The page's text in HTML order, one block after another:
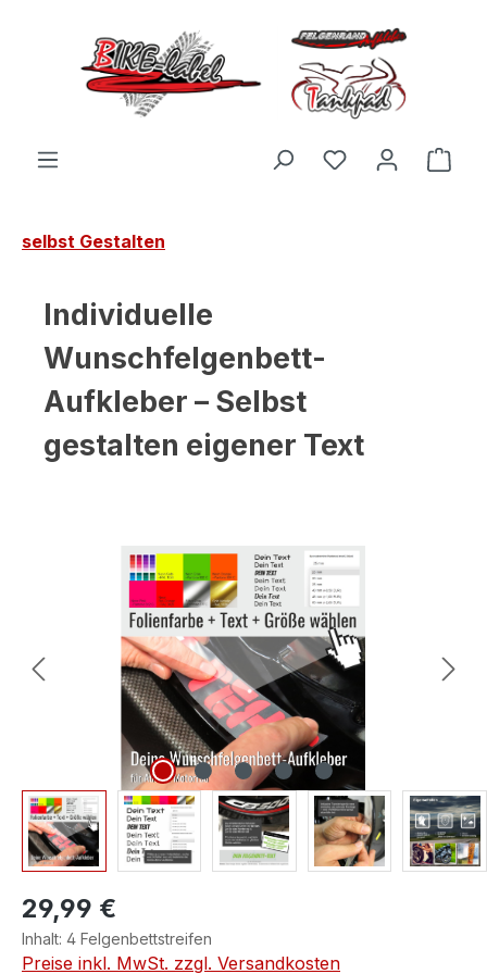
Zum Hauptinhalt springen
Du hast 0
selbst Gestalten
Individuelle
Wunschfelgenbett-
Aufkleber – Selbst
gestalten eigener Text
Bildergalerie überspringen
29,99 €
Inhalt: 4 Felgenbettstreifen
Preise inkl. MwSt. zzgl. Versandkosten